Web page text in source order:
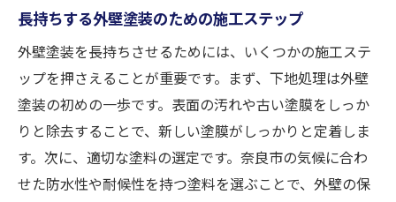
長持ちする外壁塗装のための施工ステップ
外壁塗装を長持ちさせるためには、いくつかの施工ステ
ップを押さえることが重要です。まず、下地処理は外壁
塗装の初めの一歩です。表面の汚れや古い塗膜をしっか
りと除去することで、新しい塗膜がしっかりと定着しま
す。次に、適切な塗料の選定です。奈良市の気候に合わ
せた防水性や耐候性を持つ塗料を選ぶことで、外壁の保